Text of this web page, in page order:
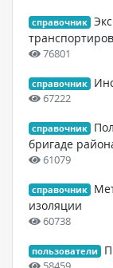
справочник
76801
справочник
67222
справочник
бригаде
61079
справочник
изоляции
60738
пользователи